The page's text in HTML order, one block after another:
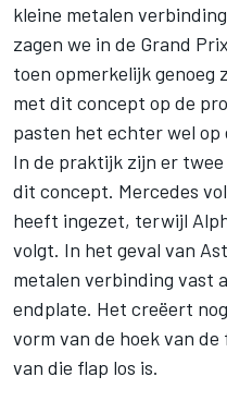
kleine metalen
zagen we in de Grand
toen opmerkelijk genoeg
met dit concept op de
pasten het echter wel op
In de praktijk zijn er
dit concept. Mercedes
heeft ingezet, terwijl
volgt. In het geval van
metalen verbinding vast
endplate. Het creëert
vorm van de hoek van
van die flap los is.